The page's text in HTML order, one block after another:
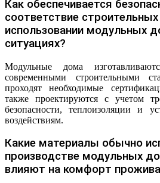
Как обеспечивается
соответствие
использовании модульных
ситуациях?
Модульные дома
современными строительными
проходят необходимые
также проектируются с учетом
безопасности, теплоизоляции и
воздействиям.
Какие материалы обычно
производстве модульных
влияют на комфорт